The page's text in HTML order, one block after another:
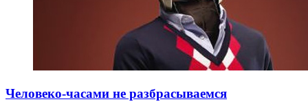
Человеко-часами не разбрасываемся